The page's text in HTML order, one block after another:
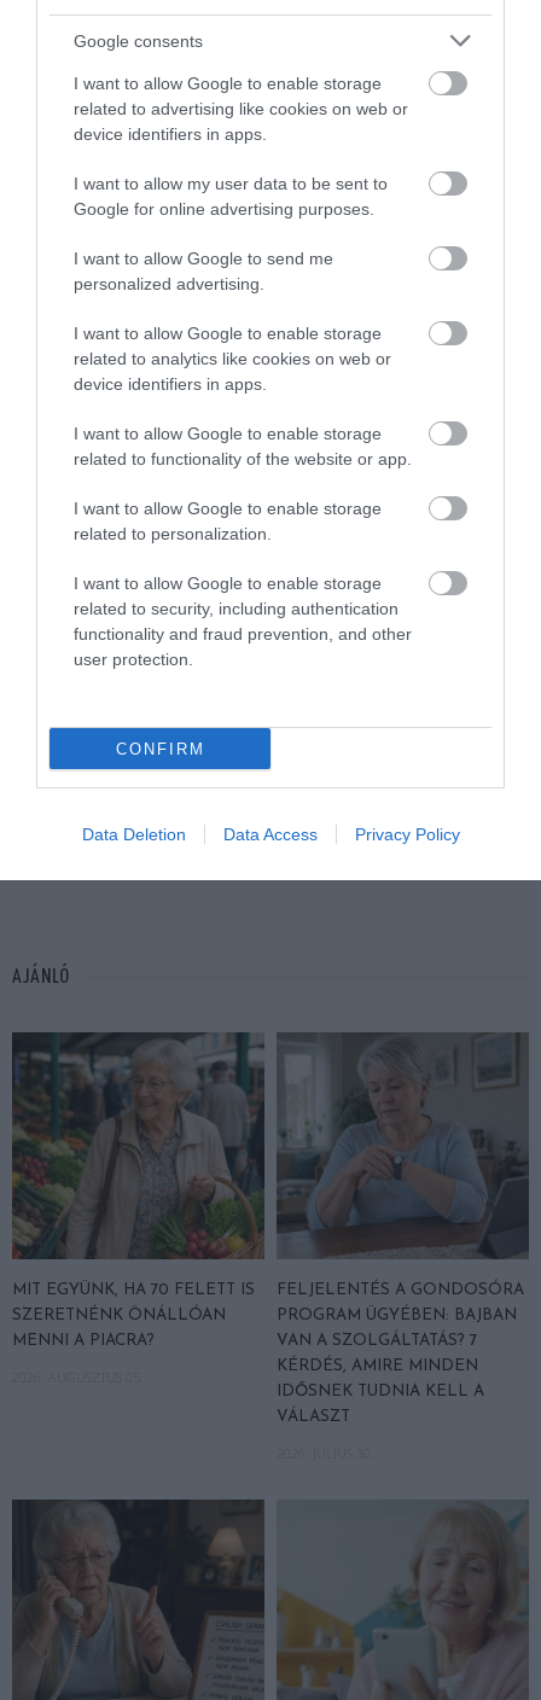
Google consents
I want to allow Google to enable storage
related to advertising like cookies on web or
device identifiers in apps.
I want to allow my user data to be sent to
Google for online advertising purposes.
I want to allow Google to send me
personalized advertising.
I want to allow Google to enable storage
related to analytics like cookies on web or
device identifiers in apps.
I want to allow Google to enable storage
related to functionality of the website or app.
I want to allow Google to enable storage
related to personalization.
I want to allow Google to enable storage
related to security, including authentication
functionality and fraud prevention, and other
user protection.
CONFIRM
Data Deletion Data Access Privacy Policy
AJÁNLÓ
MIT EGYÜNK, HA 70 FELETT IS
SZERETNÉNK ÖNÁLLÓAN
MENNI A PIACRA?
FELJELENTÉS A GONDOSÓRA
PROGRAM ÜGYÉBEN: BAJBAN
VAN A SZOLGÁLTATÁS? 7
KÉRDÉS, AMIRE MINDEN
IDŐSNEK TUDNIA KELL A
VÁLASZT